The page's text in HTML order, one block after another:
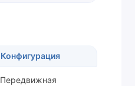
Конфигурация
Передвижная